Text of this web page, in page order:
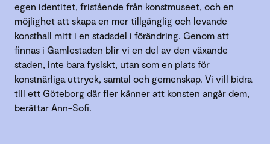
egen identitet, fristående från konstmuseet, och en
möjlighet att skapa en mer tillgänglig och levande
konsthall mitt i en stadsdel i förändring. Genom att
finnas i Gamlestaden blir vi en del av den växande
staden, inte bara fysiskt, utan som en plats för
konstnärliga uttryck, samtal och gemenskap. Vi vill bidra
till ett Göteborg där fler känner att konsten angår dem,
berättar Ann-Sofi.